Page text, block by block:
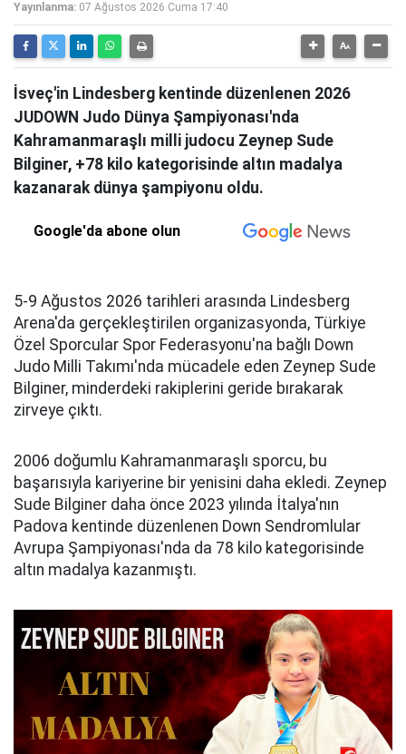
Yayınlanma: 07 Ağustos 2026 Cuma 17:40
İsveç'in Lindesberg kentinde düzenlenen 2026
JUDOWN Judo Dünya Şampiyonası'nda
Kahramanmaraşlı milli judocu Zeynep Sude
Bilginer, +78 kilo kategorisinde altın madalya
kazanarak dünya şampiyonu oldu.
Google'da abone olun
5-9 Ağustos 2026 tarihleri arasında Lindesberg
Arena'da gerçekleştirilen organizasyonda, Türkiye
Özel Sporcular Spor Federasyonu'na bağlı Down
Judo Milli Takımı'nda mücadele eden Zeynep Sude
Bilginer, minderdeki rakiplerini geride bırakarak
zirveye çıktı.
2006 doğumlu Kahramanmaraşlı sporcu, bu
başarısıyla kariyerine bir yenisini daha ekledi. Zeynep
Sude Bilginer daha önce 2023 yılında İtalya'nın
Padova kentinde düzenlenen Down Sendromlular
Avrupa Şampiyonası'nda da 78 kilo kategorisinde
altın madalya kazanmıştı.